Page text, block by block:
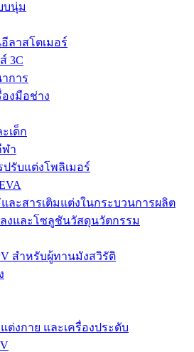
บนุ่ม
ลาสโตเมอร์
3C
การ
องมือช่าง
เด็ก
า
รับแต่งโพลิเมอร์
ละสารเติมแต่งในกระบวนการผลิต
งและโซลูชันวัสดุนวัตกรรม
สำหรับผู้ทานมังสวิรัติ
แต่งกาย และเครื่องประดับ